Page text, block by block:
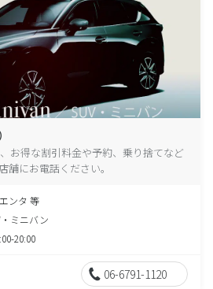
お得な割引料金や予約、乗り捨てなど
舗にお電話ください。
ンタ 等
・ミニバン
20:00
06-6791-1120